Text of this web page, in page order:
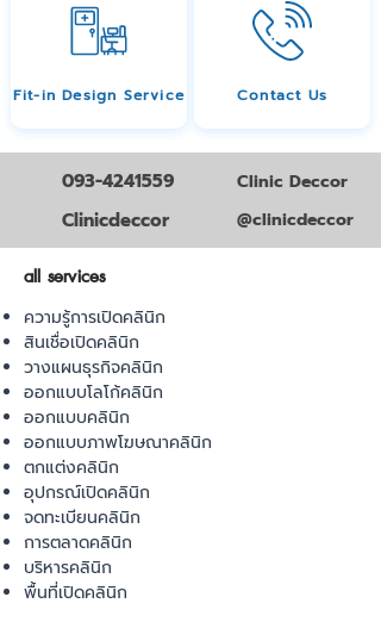
Fit-in Design Service Contact Us
093-4241559
Clinicdeccor
Clinic Deccor
@clinicdeccor
all services
ความรู้การเปิดคลินิก
สินเชื่อเปิดคลินิก
วางแผนธุรกิจคลินิก
ออกแบบโลโก้คลินิก
ออกแบบคลินิก
ออกแบบภาพโฆษณาคลินิก
ตกแต่งคลินิก
อุปกรณ์เปิดคลินิก
จดทะเบียนคลินิก
การตลาดคลินิก
บริหารคลินิก
พื้นที่เปิดคลินิก